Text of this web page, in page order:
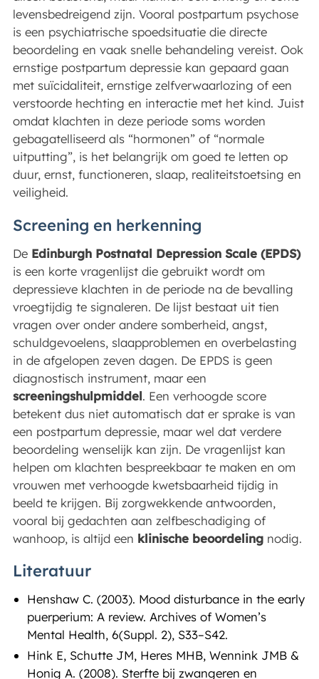
levensbedreigend zijn. Vooral postpartum psychose
is een psychiatrische spoedsituatie die directe
beoordeling en vaak snelle behandeling vereist. Ook
ernstige postpartum depressie kan gepaard gaan
met suïcidaliteit, ernstige zelfverwaarlozing of een
verstoorde hechting en interactie met het kind. Juist
omdat klachten in deze periode soms worden
gebagatelliseerd als “hormonen” of “normale
uitputting”, is het belangrijk om goed te letten op
duur, ernst, functioneren, slaap, realiteitstoetsing en
veiligheid.
Screening en herkenning
De Edinburgh Postnatal Depression Scale (EPDS)
is een korte vragenlijst die gebruikt wordt om
depressieve klachten in de periode na de bevalling
vroegtijdig te signaleren. De lijst bestaat uit tien
vragen over onder andere somberheid, angst,
schuldgevoelens, slaapproblemen en overbelasting
in de afgelopen zeven dagen. De EPDS is geen
diagnostisch instrument, maar een
screeningshulpmiddel. Een verhoogde score
betekent dus niet automatisch dat er sprake is van
een postpartum depressie, maar wel dat verdere
beoordeling wenselijk kan zijn. De vragenlijst kan
helpen om klachten bespreekbaar te maken en om
vrouwen met verhoogde kwetsbaarheid tijdig in
beeld te krijgen. Bij zorgwekkende antwoorden,
vooral bij gedachten aan zelfbeschadiging of
wanhoop, is altijd een klinische beoordelingnodig.
Literatuur
Henshaw C. (2003). Mood disturbance in the early
puerperium: A review. Archives of Women’s
Mental Health, 6(Suppl. 2), S33–S42.
Hink E, Schutte JM, Heres MHB, Wennink JMB &
Honig A. (2008). Sterfte bij zwangeren en